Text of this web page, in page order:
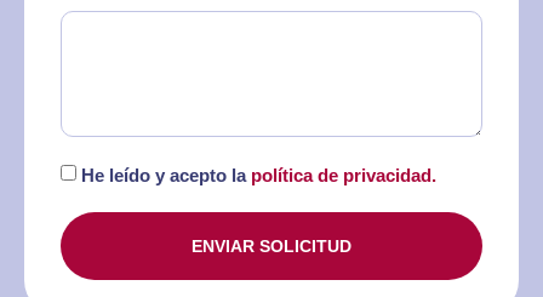
He leído y acepto la política de privacidad.
ENVIAR SOLICITUD